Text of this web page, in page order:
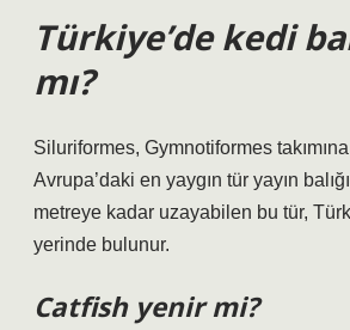
Türkiye’de kedi
mı?
Siluriformes, Gymnotiformes takımına
Avrupa’daki en yaygın tür yayın
metreye kadar uzayabilen bu tür,
yerinde bulunur.
Catfish yenir mi?